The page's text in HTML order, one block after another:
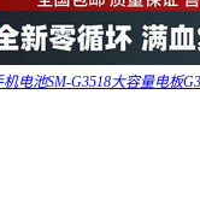
电池SM-G3518大容量电板